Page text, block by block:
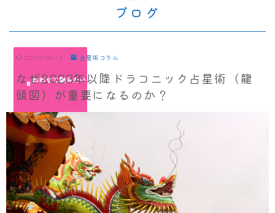
ブログ
2023.08.13 占星術コラム
なぜ2023年以降ドラコニック占星術（龍
頭図）が重要になるのか？